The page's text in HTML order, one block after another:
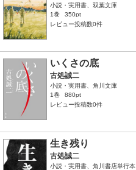
小説・実用書、双葉文庫
1巻
350pt
レビュー投稿数0件
いくさの底
古処誠二
小説・実用書、角川文庫
1巻
880pt
レビュー投稿数0件
生き残り
古処誠二
小説・実用書、角川書店単行本